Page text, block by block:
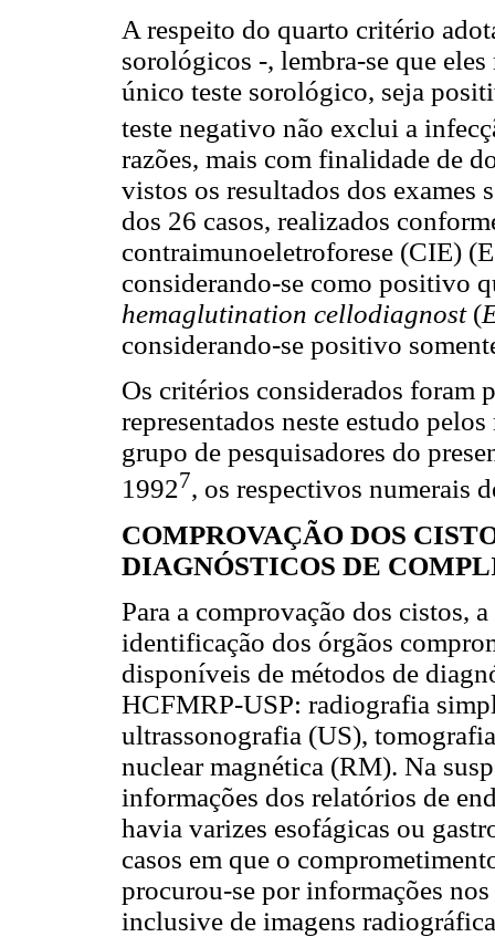
A respeito do quarto critério
sorológicos -, lembra-se que
único teste sorológico, seja
teste negativo não exclui a
razões, mais com finalidade de
vistos os resultados dos exames
dos 26 casos, realizados
contraimunoeletroforese (CIE)
considerando-se como positivo
hemaglutination cellodiagnost(
considerando-se positivo
Os critérios considerados foram
representados neste estudo
grupo de pesquisadores do
19927, os respectivos numerais
COMPROVAÇÃO DOS
DIAGNÓSTICOS DE
Para a comprovação dos cistos,
identificação dos órgãos
disponíveis de métodos de
HCFMRP-USP: radiografia
ultrassonografia (US),
nuclear magnética (RM). Na
informações dos relatórios de
havia varizes esofágicas ou
casos em que o
procurou-se por informações
inclusive de imagens